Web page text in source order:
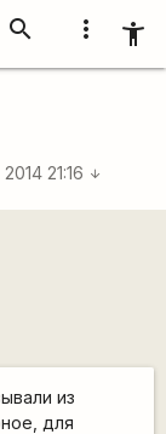
more_vert accessibility_new
search
21:16 arrow_downward
из
для